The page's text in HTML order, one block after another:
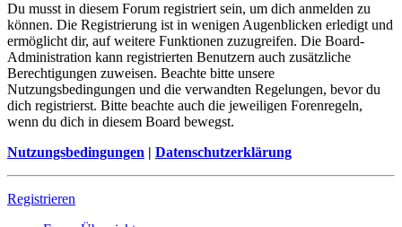
Du musst in diesem Forum registriert sein, um dich anmelden zu
können. Die Registrierung ist in wenigen Augenblicken erledigt und
ermöglicht dir, auf weitere Funktionen zuzugreifen. Die Board-
Administration kann registrierten Benutzern auch zusätzliche
Berechtigungen zuweisen. Beachte bitte unsere
Nutzungsbedingungen und die verwandten Regelungen, bevor du
dich registrierst. Bitte beachte auch die jeweiligen Forenregeln,
wenn du dich in diesem Board bewegst.
Nutzungsbedingungen | Datenschutzerklärung
Registrieren